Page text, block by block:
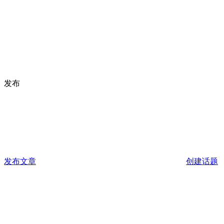
发布
发布文章 创建话题